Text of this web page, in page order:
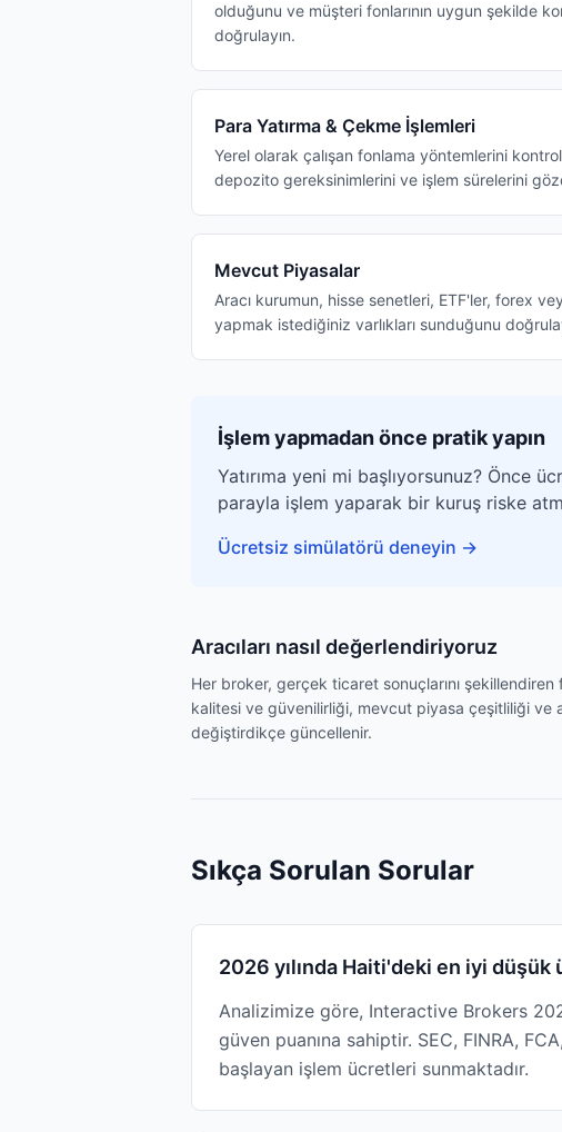
olduğunu ve müşteri fonlarının uygun şekilde
doğrulayın.
Para Yatırma & Çekme İşlemleri
Yerel olarak çalışan fonlama yöntemlerini
depozito gereksinimlerini ve işlem sürelerini
Mevcut Piyasalar
Aracı kurumun, hisse senetleri, ETF'ler, forex
yapmak istediğiniz varlıkları sunduğunu
İşlem yapmadan önce pratik yapın
Yatırıma yeni mi başlıyorsunuz? Önce
parayla işlem yaparak bir kuruş riske
Ücretsiz simülatörü deneyin →
Aracıları nasıl değerlendiriyoruz
Her broker, gerçek ticaret sonuçlarını
kalitesi ve güvenilirliği, mevcut piyasa çeşitliliği ve
değiştirdikçe güncellenir.
Sıkça Sorulan Sorular
2026 yılında Haiti'deki en iyi
Analizimize göre, Interactive Brokers
güven puanına sahiptir. SEC, FINRA,
başlayan işlem ücretleri sunmaktadır.